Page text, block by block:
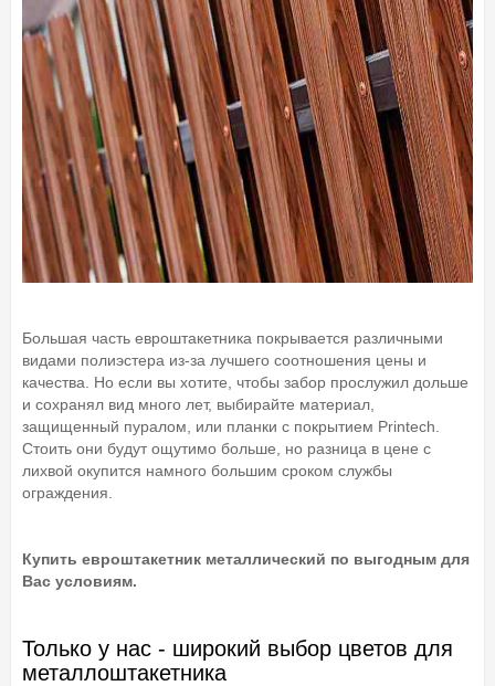
Большая часть евроштакетника покрывается различными
видами полиэстера из-за лучшего соотношения цены и
качества. Но если вы хотите, чтобы забор прослужил дольше
и сохранял вид много лет, выбирайте материал,
защищенный пуралом, или планки с покрытием Printech.
Стоить они будут ощутимо больше, но разница в цене с
лихвой окупится намного большим сроком службы
ограждения.
Купить евроштакетник металлический по выгодным для
Вас условиям.
Только у нас - широкий выбор цветов для
металлоштакетника